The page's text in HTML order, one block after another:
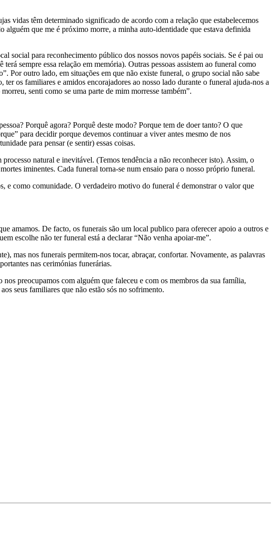
vidas têm determinado significado de acordo com a relação que estabelecemos
alguém que me é próximo morre, a minha auto-identidade que estava definida
social para reconhecimento público dos nossos novos papéis sociais. Se é pai ou
sempre essa relação em memória). Outras pessoas assistem ao funeral como
Por outro lado, em situações em que não existe funeral, o grupo social não sabe
os familiares e amidos encorajadores ao nosso lado durante o funeral ajuda-nos a
senti como se uma parte de mim morresse também”.
Porquê agora? Porquê deste modo? Porque tem de doer tanto? O que
para decidir porque devemos continuar a viver antes mesmo de nos
para pensar (e sentir) essas coisas.
natural e inevitável. (Temos tendência a não reconhecer isto). Assim, o
iminentes. Cada funeral torna-se num ensaio para o nosso próprio funeral.
e como comunidade. O verdadeiro motivo do funeral é demonstrar o valor que
amamos. De facto, os funerais são um local publico para oferecer apoio a outros e
escolhe não ter funeral está a declarar “Não venha apoiar-me”.
mas nos funerais permitem-nos tocar, abraçar, confortar. Novamente, as palavras
nas cerimónias funerárias.
preocupamos com alguém que faleceu e com os membros da sua família,
seus familiares que não estão sós no sofrimento.